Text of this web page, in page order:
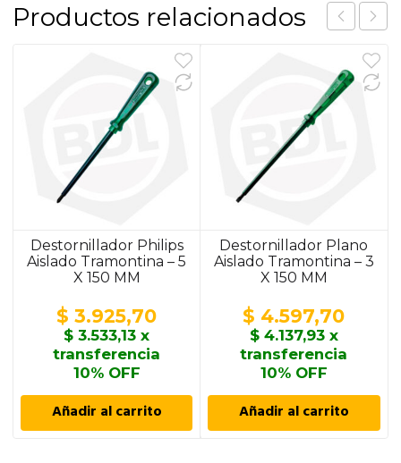
Productos relacionados
Destornillador Philips
Aislado Tramontina – 5
X 150 MM
$ 3.925,70
$ 3.533,13 x
transferencia
10% OFF
Añadir al carrito
Destornillador Plano
Aislado Tramontina – 3
X 150 MM
$ 4.597,70
$4.137,93x
transferencia
10% OFF
Añadir al carrito